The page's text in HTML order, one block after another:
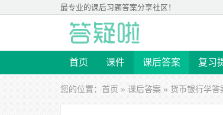
最专业的课后习题答案分享社区！
首页 课件 课后答案 复习
您的位置： 首页 » 课后答案 » 货币银行学答